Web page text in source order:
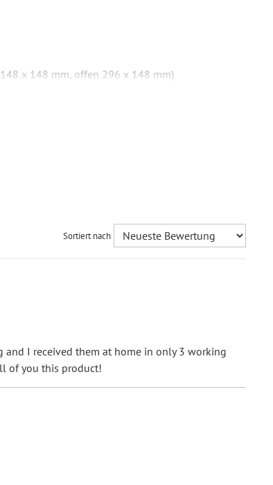
x 148 mm, offen 296 x 148 mm)
, Klappkarte, Mit Ihrem Foto
300 g / m², Naturpapier 300 g / m²
Sortiert nach
and I received them at home in only 3 working
of you this product!